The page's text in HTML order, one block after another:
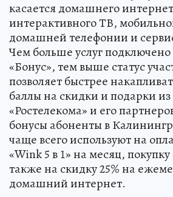
касается домашнего
интерактивного ТВ,
домашней телефонии и
Чем больше услуг
«Бонус», тем выше статус
позволяет быстрее
баллы на скидки и подарки из
«Ростелекома» и его
бонусы абоненты в
чаще всего используют на
«Wink 5 в 1» на месяц,
также на скидку 25% на
домашний интернет.